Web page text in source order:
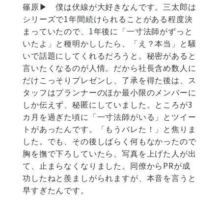
篠原▶
僕は伏線が大好きなんです。三太郎は
シリーズで1年間続けられることがある程度決
まっていたので、1年後に「一寸法師がずっと
いたよ」と種明かししたら、「え？本当」と騒
いで話題にしてくれるだろうと。秘密があると
言いたくなるのが人情。だから社長含め数人に
だけこっそりプレゼンし、了承を得た後は、ス
タッフはプランナーのほか最小限のメンバーに
しか伝えず、秘匿にしていました。ところが3
カ月を過ぎた頃に「一寸法師がいる」とツイー
トがあったんです。「もうバレた！」と焦りま
した。でも、その後しばらく何もなかったので
胸を撫で下ろしていたら、写真を上げた人が出
て、止まらなくなりました。同僚からPRが成
功したねと羨ましがられますが、本音を言うと
早すぎたんです。